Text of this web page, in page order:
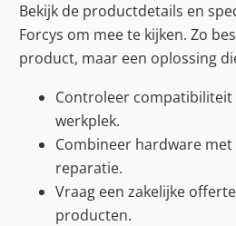
Bekijk de productdetails en
Forcys om mee te kijken. Zo
product, maar een oplossing
Controleer compatibiliteit
werkplek.
Combineer hardware
reparatie.
Vraag een zakelijke
producten.